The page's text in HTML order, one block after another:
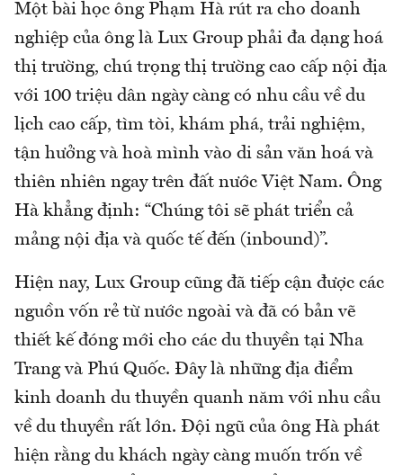
Một bài học ông Phạm Hà rút ra cho doanh
nghiệp của ông là Lux Group phải đa dạng hoá
thị trường, chú trọng thị trường cao cấp nội địa
với 100 triệu dân ngày càng có nhu cầu về du
lịch cao cấp, tìm tòi, khám phá, trải nghiệm,
tận hưởng và hoà mình vào di sản văn hoá và
thiên nhiên ngay trên đất nước Việt Nam. Ông
Hà khẳng định: “Chúng tôi sẽ phát triển cả
mảng nội địa và quốc tế đến (inbound)”.
Hiện nay, Lux Group cũng đã tiếp cận được các
nguồn vốn rẻ từ nước ngoài và đã có bản vẽ
thiết kế đóng mới cho các du thuyền tại Nha
Trang và Phú Quốc. Đây là những địa điểm
kinh doanh du thuyền quanh năm với nhu cầu
về du thuyền rất lớn. Đội ngũ của ông Hà phát
hiện rằng du khách ngày càng muốn trốn về